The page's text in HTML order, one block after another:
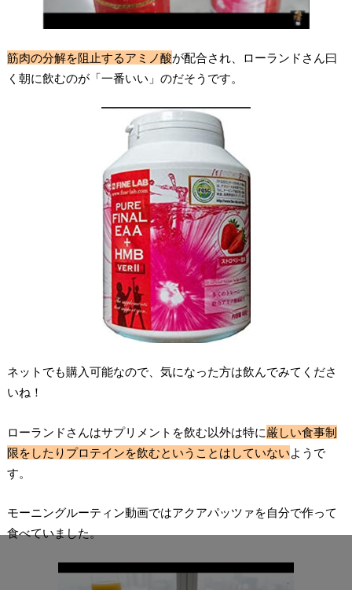
筋肉の分解を阻止するアミノ酸が配合され、ローランドさん曰
く朝に飲むのが「一番いい」のだそうです。
ネットでも購入可能なので、気になった方は飲んでみてくださ
いね！
ローランドさんはサプリメントを飲む以外は特に厳しい食事制
限をしたりプロテインを飲むということはしていないようで
す。
モーニングルーティン動画ではアクアパッツァを自分で作って
食べていました。